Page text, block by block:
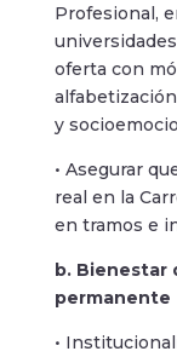
Profesional,
oferta con
y
• Asegurar
real en la
en tramos e
b. Bienestar
permanente
•